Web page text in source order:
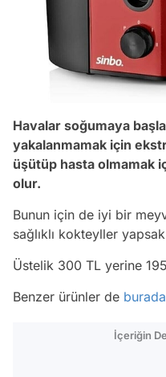
Havalar soğumaya
yakalanmamak için
üşütüp hasta olmamak
olur.
Bunun için de iyi bir
sağlıklı kokteyller
Üstelik 300 TL yerine
Benzer ürünler de
İçeriğin